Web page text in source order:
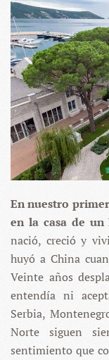
En nuestro
en la casa de un
nació, creció y
huyó a China
Veinte años
entendía ni
Serbia,
Norte siguen
sentimiento que